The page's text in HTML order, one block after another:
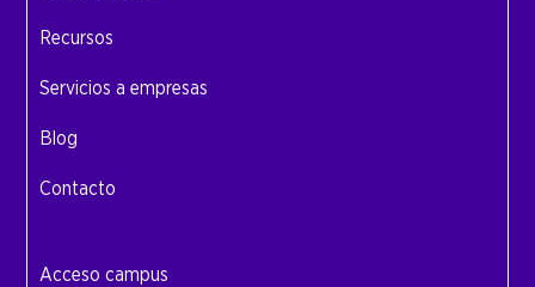
Recursos
Servicios a empresas
Blog
Contacto
Acceso campus